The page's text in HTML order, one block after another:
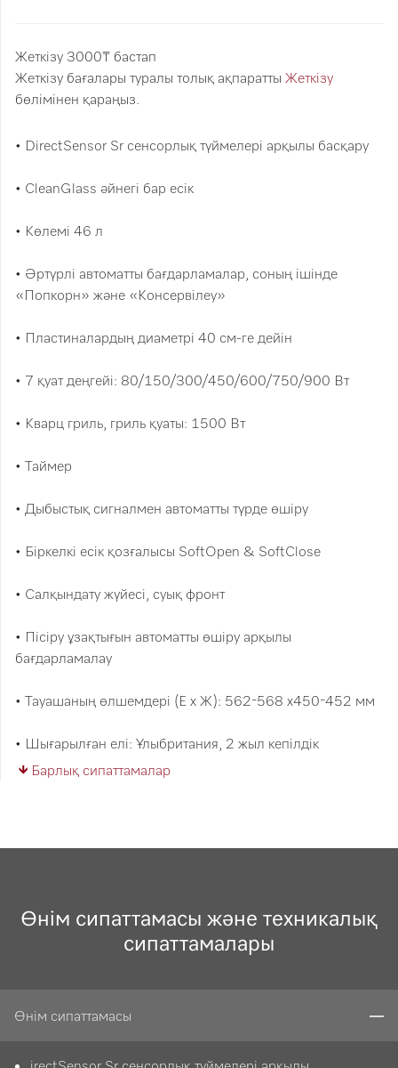
Жеткізу 3000₸ бастап
Жеткізу бағалары туралы толық ақпаратты Жеткізу
бөлімінен қараңыз.
• DirectSensor Sr сенсорлық түймелері арқылы басқару
• CleanGlass әйнегі бар есік
• Көлемі 46 л
• Әртүрлі автоматты бағдарламалар, соның ішінде
«Попкорн» және «Консервілеу»
• Пластиналардың диаметрі 40 см-ге дейін
• 7 қуат деңгейі: 80/150/300/450/600/750/900 Вт
• Кварц гриль, гриль қуаты: 1500 Вт
• Таймер
• Дыбыстық сигналмен автоматты түрде өшіру
• Біркелкі есік қозғалысы SoftOpen & SoftClose
• Салқындату жүйесі, суық фронт
• Пісіру ұзақтығын автоматты өшіру арқылы
бағдарламалау
• Тауашаның өлшемдері (Е x Ж): 562-568 x450-452 мм
• Шығарылған елі: Ұлыбритания, 2 жыл кепілдік
Барлық сипаттамалар
Өнім сипаттамасы және техникалық
сипаттамалары
Өнім сипаттамасы